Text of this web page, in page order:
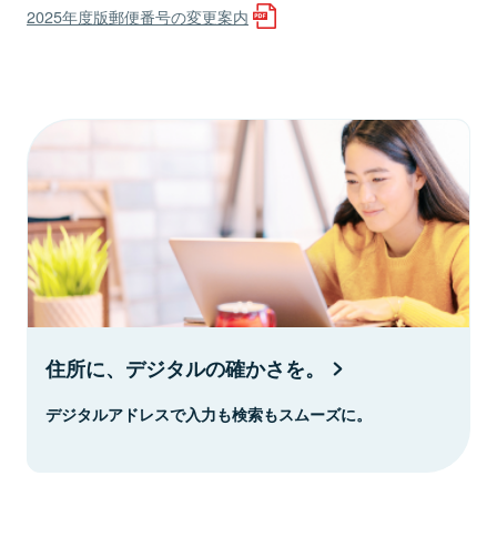
2025年度版郵便番号の変更案内
住所に、デジタルの確かさを。
デジタルアドレスで入力も検索もスムーズに。